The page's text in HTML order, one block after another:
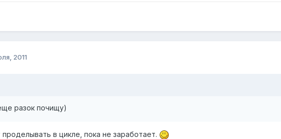
2011
разок почищу)
в цикле, пока не заработает.